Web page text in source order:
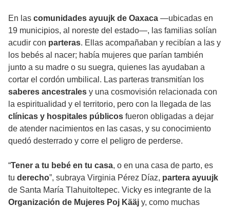
En las comunidades ayuujk de Oaxaca —ubicadas en
19 municipios, al noreste del estado—, las familias solían
acudir con parteras. Ellas acompañaban y recibían a las y
los bebés al nacer; había mujeres que parían también
junto a su madre o su suegra, quienes las ayudaban a
cortar el cordón umbilical. Las parteras transmitían los
saberes ancestrales y una cosmovisión relacionada con
la espiritualidad y el territorio, pero con la llegada de las
clínicas y hospitales públicos fueron obligadas a dejar
de atender nacimientos en las casas, y su conocimiento
quedó desterrado y corre el peligro de perderse.
“Tener a tu bebé en tu casa, o en una casa de parto, es
tu derecho”, subraya Virginia Pérez Díaz, partera ayuujk
de Santa María Tlahuitoltepec. Vicky es integrante de la
Organización de Mujeres Poj Kääj y, como muchas